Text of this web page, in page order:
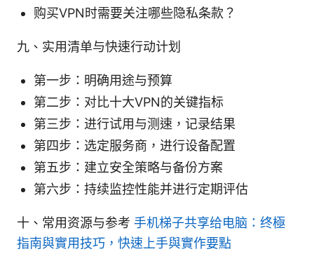
购买VPN时需要关注哪些隐私条款？
九、实用清单与快速行动计划
第一步：明确用途与预算
第二步：对比十大VPN的关键指标
第三步：进行试用与测速，记录结果
第四步：选定服务商，进行设备配置
第五步：建立安全策略与备份方案
第六步：持续监控性能并进行定期评估
十、常用资源与参考 手机梯子共享给电脑：终極
指南與實用技巧，快速上手與實作要點